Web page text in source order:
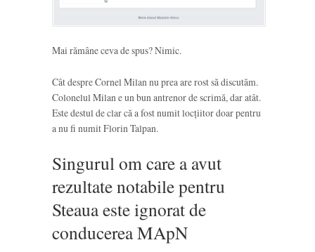
Mai rămâne ceva de spus? Nimic.
Cât despre Cornel Milan nu prea are rost să discutăm.
Colonelul Milan e un bun antrenor de scrimă, dar atât.
Este destul de clar că a fost numit locțiitor doar pentru
a nu fi numit Florin Talpan.
Singurul om care a avut
rezultate notabile pentru
Steaua este ignorat de
conducerea MApN